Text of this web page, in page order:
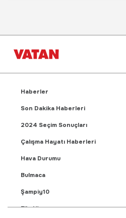
Haberler
Son Dakika Haberleri
2024 Seçim Sonuçları
Çalışma Hayatı Haberleri
Hava Durumu
Bulmaca
Şampiy10
Fikstür